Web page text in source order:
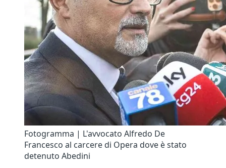
Fotogramma | L'avvocato Alfredo De
Francesco al carcere di Opera dove è stato
detenuto Abedini